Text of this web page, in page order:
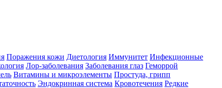
Поражения кожи Диетология Иммунитет Инфекционные
Лор-заболевания Заболевания глаз Геморрой
Витамины и микроэлементы Простуда, грипп
Эндокринная система Кровотечения Редкие